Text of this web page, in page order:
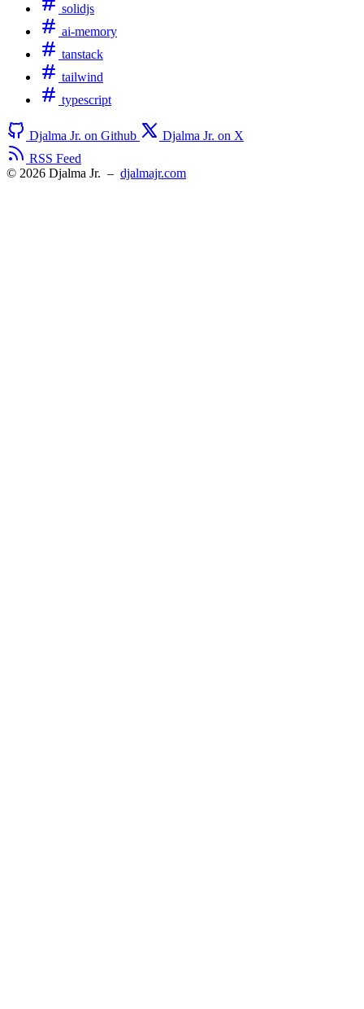
solidjs
ai-memory
tanstack
tailwind
typescript
Djalma Jr. on Github
Djalma Jr. on X
RSS Feed
© 2026 Djalma Jr. – djalmajr.com